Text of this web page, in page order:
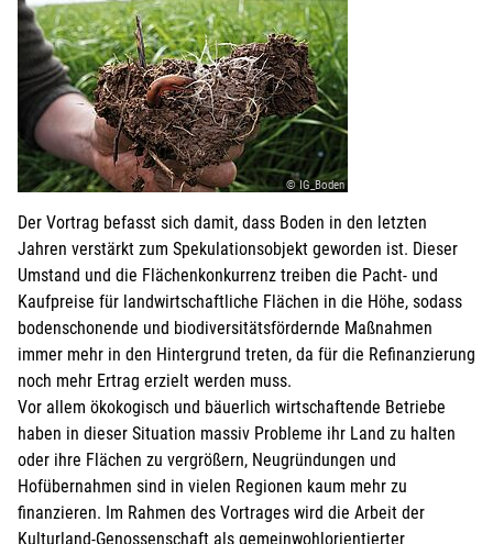
© IG_Boden
Der Vortrag befasst sich damit, dass Boden in den letzten
Jahren verstärkt zum Spekulationsobjekt geworden ist. Dieser
Umstand und die Flächenkonkurrenz treiben die Pacht- und
Kaufpreise für landwirtschaftliche Flächen in die Höhe, sodass
bodenschonende und biodiversitätsfördernde Maßnahmen
immer mehr in den Hintergrund treten, da für die Refinanzierung
noch mehr Ertrag erzielt werden muss.
Vor allem ökokogisch und bäuerlich wirtschaftende Betriebe
haben in dieser Situation massiv Probleme ihr Land zu halten
oder ihre Flächen zu vergrößern, Neugründungen und
Hofübernahmen sind in vielen Regionen kaum mehr zu
finanzieren. Im Rahmen des Vortrages wird die Arbeit der
Kulturland-Genossenschaft als gemeinwohlorientierter